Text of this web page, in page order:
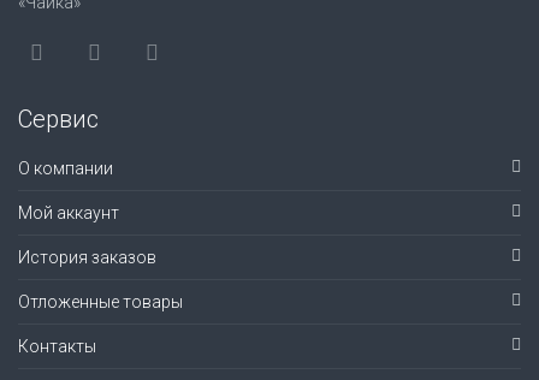
Сервис
О компании
Мой аккаунт
История заказов
Отложенные товары
Контакты